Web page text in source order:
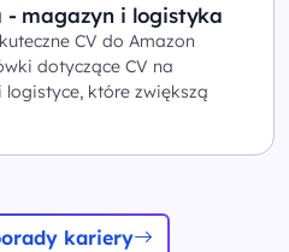
- magazyn i logistyka
CV do Amazon
dotyczące CV na
które zwiększą
kariery